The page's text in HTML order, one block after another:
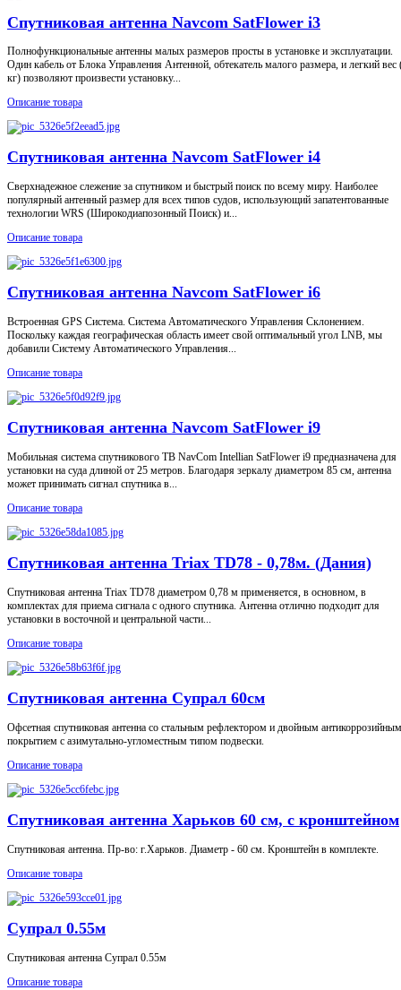
Спутниковая антенна Navcom SatFlower i3
Полнофункциональные антенны малых размеров просты в установке и эксплуатации.
Один кабель от Блока Управления Антенной, обтекатель малого размера, и легкий вес
кг) позволяют произвести установку...
Описание товара
Спутниковая антенна Navcom SatFlower i4
Сверхнадежное слежение за спутником и быстрый поиск по всему миру. Наиболее
популярный антенный размер для всех типов судов, использующий запатентованные
технологии WRS (Широкодиапозонный Поиск) и...
Описание товара
Спутниковая антенна Navcom SatFlower i6
Встроенная GPS Система. Система Автоматического Управления Склонением.
Поскольку каждая географическая область имеет свой оптимальный угол LNB, мы
добавили Систему Автоматического Управления...
Описание товара
Спутниковая антенна Navcom SatFlower i9
Мобильная система спутникового ТВ NavCom Intellian SatFlower i9 предназначена для
установки на суда длиной от 25 метров. Благодаря зеркалу диаметром 85 см, антенна
может принимать сигнал спутника в...
Описание товара
Спутниковая антенна Triax TD78 - 0,78м. (Дания)
Спутниковая антенна Triax TD78 диаметром 0,78 м применяется, в основном, в
комплектах для приема сигнала с одного спутника. Антенна отлично подходит для
установки в восточной и центральной части...
Описание товара
Спутниковая антенна Супрал 60см
Офсетная спутниковая антенна со стальным рефлектором и двойным антикоррозийным
покрытием с азимутально-угломестным типом подвески.
Описание товара
Спутниковая антенна Харьков 60 см, с кронштейном
Спутниковая антенна. Пр-во: г.Харьков. Диаметр - 60 см. Кронштейн в комплекте.
Описание товара
Супрал 0.55м
Спутниковая антенна Супрал 0.55м
Описание товара